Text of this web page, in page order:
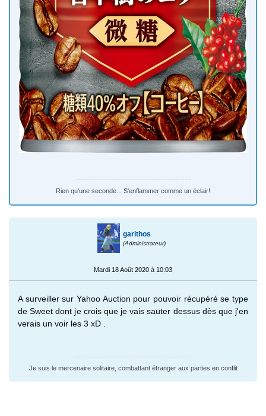
Rien qu'une seconde... S'enflammer comme un éclair!
garithos
(Administrateur)
Mardi 18 Août 2020 à 10:03
A surveiller sur Yahoo Auction pour pouvoir récupéré se type
de Sweet dont je crois que je vais sauter dessus dès que j'en
verais un voir les 3 xD .
Je suis le mercenaire solitaire, combattant étranger aux parties en conflit